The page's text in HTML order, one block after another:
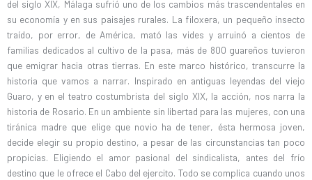
del siglo XIX, Málaga sufrió uno de los cambios más trascendentales en
su economía y en sus paisajes rurales. La filoxera, un pequeño insecto
traído, por error, de América, mató las vides y arruinó a cientos de
familias dedicados al cultivo de la pasa, más de 800 guareños tuvieron
que emigrar hacia otras tierras. En este marco histórico, transcurre la
historia que vamos a narrar. Inspirado en antiguas leyendas del viejo
Guaro, y en el teatro costumbrista del siglo XIX, la acción, nos narra la
historia de Rosario. En un ambiente sin libertad para las mujeres, con una
tiránica madre que elige que novio ha de tener, ésta hermosa joven,
decide elegir su propio destino, a pesar de las circunstancias tan poco
propicias. Eligiendo el amor pasional del sindicalista, antes del frío
destino que le ofrece el Cabo del ejercito. Todo se complica cuando unos